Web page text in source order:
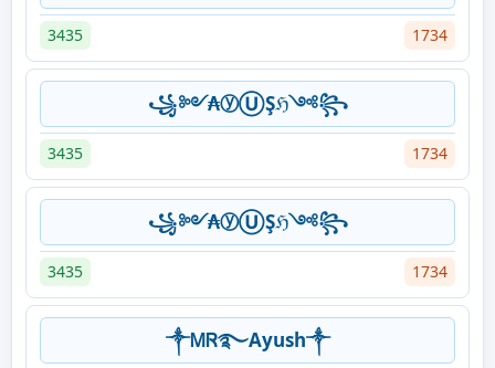
3435 1734
꧁༻₳ⓨⓊŞℌ༺꧂
3435 1734
꧁༻₳ⓨⓊŞℌ༺꧂
3435 1734
༒ᎷᏒ࿐Ayush༒